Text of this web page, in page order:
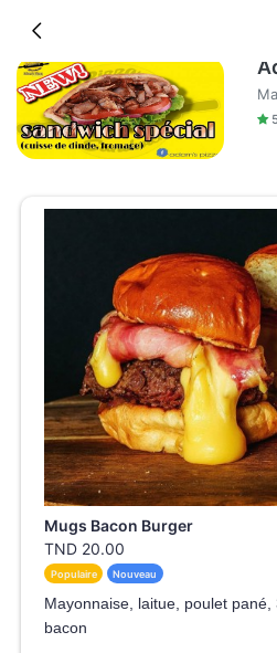
Mugs Bacon Burger
TND 20.00
Populaire Nouveau
Mayonnaise, laitue, poulet pané,
bacon